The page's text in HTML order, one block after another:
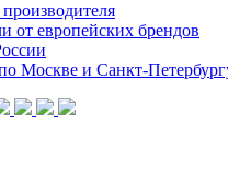
от европейских брендов
Москве и Санкт-